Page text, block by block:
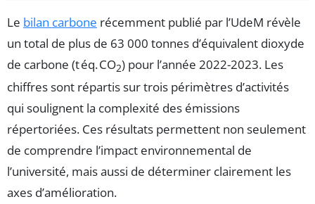
Le bilan carbone récemment publié par l’UdeM révèle
un total de plus de 63 000 tonnes d’équivalent dioxyde
de carbone (t éq. CO2) pour l’année 2022-2023. Les
chiffres sont répartis sur trois périmètres d’activités
qui soulignent la complexité des émissions
répertoriées. Ces résultats permettent non seulement
de comprendre l’impact environnemental de
l’université, mais aussi de déterminer clairement les
axes d’amélioration.